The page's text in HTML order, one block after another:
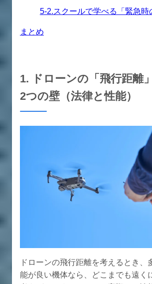
5-2.スクールで学べる「緊急時
まとめ
1. ドローンの「飛行距離
2つの壁（法律と性能）
ドローンの飛行距離を考えるとき、
能が良い機体なら、どこまでも遠く